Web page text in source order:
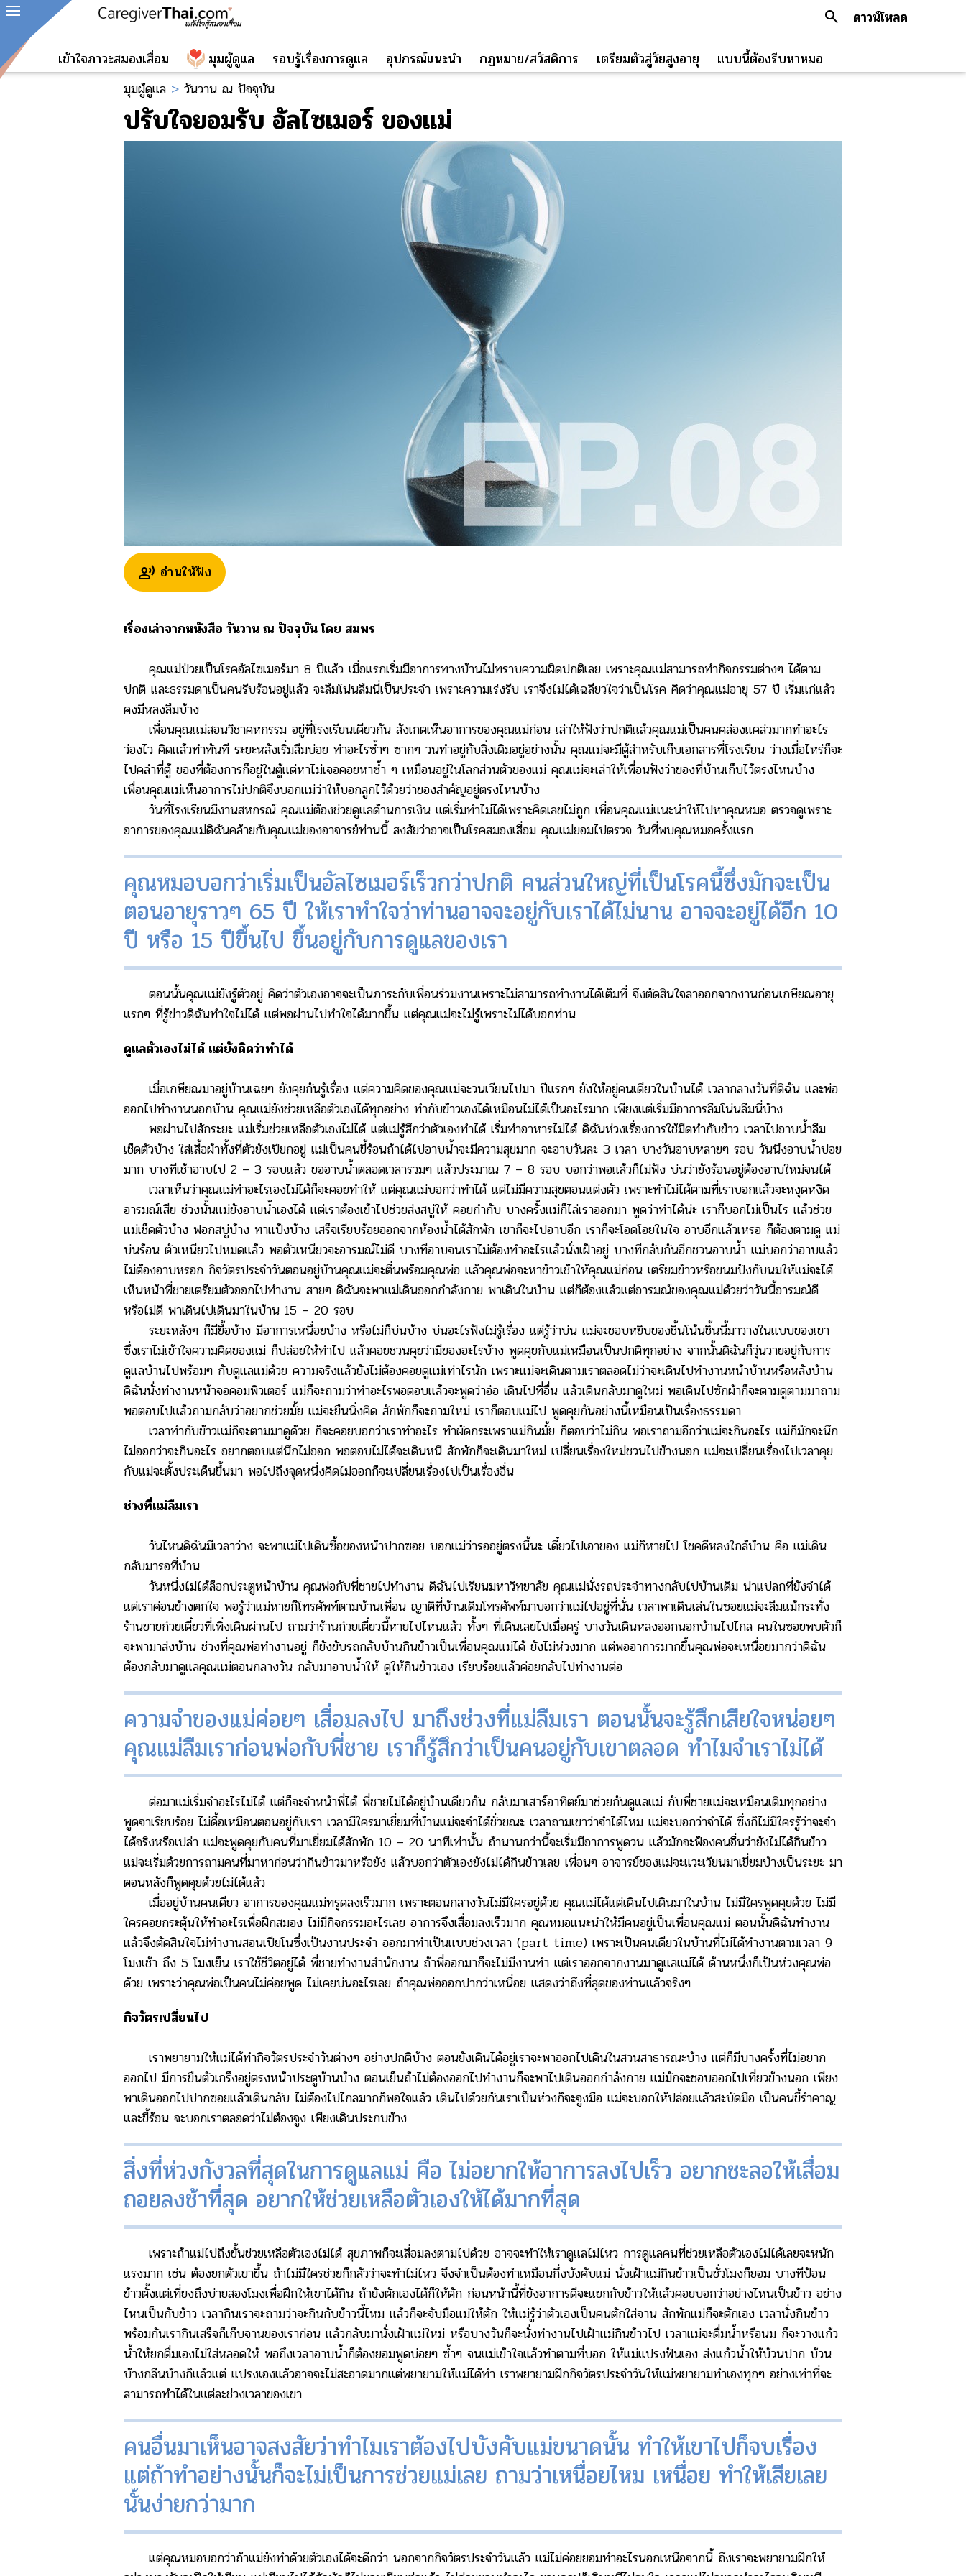
search ดาวน์โหลด
เข้าใจภาวะสมองเสื่อม มุมผู้ดูแล รอบรู้เรื่องการดูแล อุปกรณ์แนะนำ กฏหมาย/สวัสดิการ เตรียมตัวสู่วัยสูงอายุ
แบบนี้ต้องรีบหาหมอ
มุมผู้ดูแล > วันวาน ณ ปัจจุบัน
ปรับใจยอมรับ อัลไซเมอร์ ของแม่
record_voice_over อ่านให้ฟัง
เรื่องเล่าจากหนังสือ วันวาน ณ ปัจจุบัน โดย สมพร
คุณแม่ป่วยเป็นโรคอัลไซเมอร์มา 8 ปีแล้ว เมื่อแรกเริ่มมีอาการทางบ้านไม่ทราบความผิดปกติเลย เพราะคุณแม่สามารถทำกิจกรรมต่างๆ ได้ตาม
ปกติ และธรรมดาเป็นคนรีบร้อนอยู่แล้ว จะลืมโน่นลืมนี่เป็นประจำ เพราะความเร่งรีบ เราจึงไม่ได้เฉลียวใจว่าเป็นโรค คิดว่าคุณแม่อายุ 57 ปี เริ่มแก่แล้ว
คงมีหลงลืมบ้าง
เพื่อนคุณแม่สอนวิชาคหกรรม อยู่ที่โรงเรียนเดียวกัน สังเกตเห็นอาการของคุณแม่ก่อน เล่าให้ฟังว่าปกติแล้วคุณแม่เป็นคนคล่องแคล่วมากทำอะไร
ว่องไว คิดแล้วทำทันที ระยะหลังเริ่มลืมบ่อย ทำอะไรซ้ำๆ ซากๆ วนทำอยู่กับสิ่งเดิมอยู่อย่างนั้น คุณแม่จะมีตู้สำหรับเก็บเอกสารที่โรงเรียน ว่างเมื่อไหร่ก็จะ
ไปคลำที่ตู้ ของที่ต้องการก็อยู่ในตู้แต่หาไม่เจอคอยหาซ้ำ ๆ เหมือนอยู่ในโลกส่วนตัวของแม่ คุณแม่จะเล่าให้เพื่อนฟังว่าของที่บ้านเก็บไว้ตรงไหนบ้าง
เพื่อนคุณแม่เห็นอาการไม่ปกติจึงบอกแม่ว่าให้บอกลูกไว้ด้วยว่าของสำคัญอยู่ตรงไหนบ้าง
วันที่โรงเรียนมีงานสหกรณ์ คุณแม่ต้องช่วยดูแลด้านการเงิน แต่เริ่มทำไม่ได้เพราะคิดเลขไม่ถูก เพื่อนคุณแม่แนะนำให้ไปหาคุณหมอ ตรวจดูเพราะ
อาการของคุณแม่ดิฉันคล้ายกับคุณแม่ของอาจารย์ท่านนี้ สงสัยว่าอาจเป็นโรคสมองเสื่อม คุณแม่ยอมไปตรวจ วันที่พบคุณหมอครั้งแรก
คุณหมอบอกว่าเริ่มเป็นอัลไซเมอร์เร็วกว่าปกติ คนส่วนใหญ่ที่เป็นโรคนี้ซึ่งมักจะเป็น
ตอนอายุราวๆ 65 ปี ให้เราทำใจว่าท่านอาจจะอยู่กับเราได้ไม่นาน อาจจะอยู่ได้อีก 10
ปี หรือ 15 ปีขึ้นไป ขึ้นอยู่กับการดูแลของเรา
ตอนนั้นคุณแม่ยังรู้ตัวอยู่ คิดว่าตัวเองอาจจะเป็นภาระกับเพื่อนร่วมงานเพราะไม่สามารถทำงานได้เต็มที่ จึงตัดสินใจลาออกจากงานก่อนเกษียณอายุ
แรกๆ ที่รู้ข่าวดิฉันทำใจไม่ได้ แต่พอผ่านไปทำใจได้มากขึ้น แต่คุณแม่จะไม่รู้เพราะไม่ได้บอกท่าน
ดูแลตัวเองไม่ได้ แต่ยังคิดว่าทำได้
เมื่อเกษียณมาอยู่บ้านเฉยๆ ยังคุยกันรู้เรื่อง แต่ความคิดของคุณแม่จะวนเวียนไปมา ปีแรกๆ ยังให้อยู่คนเดียวในบ้านได้ เวลากลางวันที่ดิฉัน และพ่อ
ออกไปทำงานนอกบ้าน คุณแม่ยังช่วยเหลือตัวเองได้ทุกอย่าง ทำกับข้าวเองได้เหมือนไม่ได้เป็นอะไรมาก เพียงแต่เริ่มมีอาการลืมโน่นลืมนี่บ้าง
พอผ่านไปสักระยะ แม่เริ่มช่วยเหลือตัวเองไม่ได้ แต่แม่รู้สึกว่าตัวเองทำได้ เริ่มทำอาหารไม่ได้ ดิฉันห่วงเรื่องการใช้มีดทำกับข้าว เวลาไปอาบน้ำลืม
เช็ดตัวบ้าง ใส่เสื้อผ้าทั้งที่ตัวยังเปียกอยู่ แม่เป็นคนขี้ร้อนถ้าได้ไปอาบน้ำจะมีความสุขมาก จะอาบวันละ 3 เวลา บางวันอาบหลายๆ รอบ วันนึงอาบน้ำบ่อย
มาก บางทีเช้าอาบไป 2 – 3 รอบแล้ว ขออาบน้ำตลอดเวลารวมๆ แล้วประมาณ 7 – 8 รอบ บอกว่าพอแล้วก็ไม่ฟัง บ่นว่ายังร้อนอยู่ต้องอาบใหม่จนได้
เวลาเห็นว่าคุณแม่ทำอะไรเองไม่ได้ก็จะคอยทำให้ แต่คุณแม่บอกว่าทำได้ แต่ไม่มีความสุขตอนแต่งตัว เพราะทำไม่ได้ตามที่เราบอกแล้วจะหงุดหงิด
อารมณ์เสีย ช่วงนั้นแม่ยังอาบน้ำเองได้ แต่เราต้องเข้าไปช่วยส่งสบู่ให้ คอยกำกับ บางครั้งแม่ก็ไล่เราออกมา พูดว่าทำได้น่ะ เราก็บอกไม่เป็นไร แล้วช่วย
แม่เช็ดตัวบ้าง ฟอกสบู่บ้าง ทาแป้งบ้าง เสร็จเรียบร้อยออกจากห้องน้ำได้สักพัก เขาก็จะไปอาบอีก เราก็จะโอดโอยในใจ อาบอีกแล้วเหรอ ก็ต้องตามดู แม่
บ่นร้อน ตัวเหนียวไปหมดแล้ว พอตัวเหนียวจะอารมณ์ไม่ดี บางทีอาบจนเราไม่ต้องทำอะไรแล้วนั่งเฝ้าอยู่ บางทีกลับกันอีกชวนอาบน้ำ แม่บอกว่าอาบแล้ว
ไม่ต้องอาบหรอก กิจวัตรประจำวันตอนอยู่บ้านคุณแม่จะตื่นพร้อมคุณพ่อ แล้วคุณพ่อจะหาข้าวเช้าให้คุณแม่ก่อน เตรียมข้าวหรือขนมปังกับนมให้แม่จะได้
เห็นหน้าพี่ชายเตรียมตัวออกไปทำงาน สายๆ ดิฉันจะพาแม่เดินออกกำลังกาย พาเดินในบ้าน แต่ก็ต้องแล้วแต่อารมณ์ของคุณแม่ด้วยว่าวันนี้อารมณ์ดี
หรือไม่ดี พาเดินไปเดินมาในบ้าน 15 – 20 รอบ
ระยะหลังๆ ก็มียื้อบ้าง มีอาการเหนื่อยบ้าง หรือไม่ก็บ่นบ้าง บ่นอะไรฟังไม่รู้เรื่อง แต่รู้ว่าบ่น แม่จะชอบหยิบของชิ้นโน้นชิ้นนี้มาวางในแบบของเขา
ซึ่งเราไม่เข้าใจความคิดของแม่ ก็ปล่อยให้ทำไป แล้วคอยชวนคุยว่ามีของอะไรบ้าง พูดคุยกับแม่เหมือนเป็นปกติทุกอย่าง จากนั้นดิฉันก็วุ่นวายอยู่กับการ
ดูแลบ้านไปพร้อมๆ กับดูแลแม่ด้วย ความจริงแล้วยังไม่ต้องคอยดูแม่เท่าไรนัก เพราะแม่จะเดินตามเราตลอดไม่ว่าจะเดินไปทำงานหน้าบ้านหรือหลังบ้าน
ดิฉันนั่งทำงานหน้าจอคอมพิวเตอร์ แม่ก็จะถามว่าทำอะไรพอตอบแล้วจะพูดว่าอ๋อ เดินไปที่อื่น แล้วเดินกลับมาดูใหม่ พอเดินไปซักผ้าก็จะตามดูตามมาถาม
พอตอบไปแล้วถามกลับว่าอยากช่วยมั้ย แม่จะยืนนิ่งคิด สักพักก็จะถามใหม่ เราก็ตอบแม่ไป พูดคุยกันอย่างนี้เหมือนเป็นเรื่องธรรมดา
เวลาทำกับข้าวแม่ก็จะตามมาดูด้วย ก็จะคอยบอกว่าเราทำอะไร ทำผัดกระเพราแม่กินมั้ย ก็ตอบว่าไม่กิน พอเราถามอีกว่าแม่จะกินอะไร แม่ก็มักจะนึก
ไม่ออกว่าจะกินอะไร อยากตอบแต่นึกไม่ออก พอตอบไม่ได้จะเดินหนี สักพักก็จะเดินมาใหม่ เปลี่ยนเรื่องใหม่ชวนไปข้างนอก แม่จะเปลี่ยนเรื่องไปเวลาคุย
กับแม่จะตั้งประเด็นขึ้นมา พอไปถึงจุดหนึ่งคิดไม่ออกก็จะเปลี่ยนเรื่องไปเป็นเรื่องอื่น
ช่วงที่แม่ลืมเรา
วันไหนดิฉันมีเวลาว่าง จะพาแม่ไปเดินซื้อของหน้าปากซอย บอกแม่ว่ารออยู่ตรงนี้นะ เดี๋ยวไปเอาของ แม่ก็หายไป โชคดีหลงใกล้บ้าน คือ แม่เดิน
กลับมารอที่บ้าน
วันหนึ่งไม่ได้ล็อกประตูหน้าบ้าน คุณพ่อกับพี่ชายไปทำงาน ดิฉันไปเรียนมหาวิทยาลัย คุณแม่นั่งรถประจำทางกลับไปบ้านเดิม น่าแปลกที่ยังจำได้
แต่เราค่อนข้างตกใจ พอรู้ว่าแม่หายก็โทรศัพท์ตามบ้านเพื่อน ญาติที่บ้านเดิมโทรศัพท์มาบอกว่าแม่ไปอยู่ที่นั่น เวลาพาเดินเล่นในซอยแม่จะลืมแม้กระทั่ง
ร้านขายก๋วยเตี๋ยวที่เพิ่งเดินผ่านไป ถามว่าร้านก๋วยเตี๋ยวนี้หายไปไหนแล้ว ทั้งๆ ที่เดินเลยไปเมื่อครู่ บางวันเดินหลงออกนอกบ้านไปไกล คนในซอยพบตัวก็
จะพามาส่งบ้าน ช่วงที่คุณพ่อทำงานอยู่ ก็ยังขับรถกลับบ้านกินข้าวเป็นเพื่อนคุณแม่ได้ ยังไม่ห่วงมาก แต่พออาการมากขึ้นคุณพ่อจะเหนื่อยมากว่าดิฉัน
ต้องกลับมาดูแลคุณแม่ตอนกลางวัน กลับมาอาบน้ำให้ ดูให้กินข้าวเอง เรียบร้อยแล้วค่อยกลับไปทำงานต่อ
ความจำของแม่ค่อยๆ เสื่อมลงไป มาถึงช่วงที่แม่ลืมเรา ตอนนั้นจะรู้สึกเสียใจหน่อยๆ
คุณแม่ลืมเราก่อนพ่อกับพี่ชาย เราก็รู้สึกว่าเป็นคนอยู่กับเขาตลอด ทำไมจำเราไม่ได้
ต่อมาแม่เริ่มจำอะไรไม่ได้ แต่ก็จะจำหน้าพี่ได้ พี่ชายไม่ได้อยู่บ้านเดียวกัน กลับมาเสาร์อาทิตย์มาช่วยกันดูแลแม่ กับพี่ชายแม่จะเหมือนเดิมทุกอย่าง
พูดจาเรียบร้อย ไม่ดื้อเหมือนตอนอยู่กับเรา เวลามีใครมาเยี่ยมที่บ้านแม่จะจำได้ชั่วขณะ เวลาถามเขาว่าจำได้ไหม แม่จะบอกว่าจำได้ ซึ่งก็ไม่มีใครรู้ว่าจะจำ
ได้จริงหรือเปล่า แม่จะพูดคุยกับคนที่มาเยี่ยมได้สักพัก 10 – 20 นาทีเท่านั้น ถ้านานกว่านี้จะเริ่มมีอาการพูดวน แล้วมักจะฟ้องคนอื่นว่ายังไม่ได้กินข้าว
แม่จะเริ่มด้วยการถามคนที่มาหาก่อนว่ากินข้าวมาหรือยัง แล้วบอกว่าตัวเองยังไม่ได้กินข้าวเลย เพื่อนๆ อาจารย์ของแม่จะแวะเวียนมาเยี่ยมบ้างเป็นระยะ มา
ตอนหลังก็พูดคุยด้วยไม่ได้แล้ว
เมื่ออยู่บ้านคนเดียว อาการของคุณแม่ทรุดลงเร็วมาก เพราะตอนกลางวันไม่มีใครอยู่ด้วย คุณแม่ได้แต่เดินไปเดินมาในบ้าน ไม่มีใครพูดคุยด้วย ไม่มี
ใครคอยกระตุ้นให้ทำอะไรเพื่อฝึกสมอง ไม่มีกิจกรรมอะไรเลย อาการจึงเสื่อมลงเร็วมาก คุณหมอแนะนำให้มีคนอยู่เป็นเพื่อนคุณแม่ ตอนนั้นดิฉันทำงาน
แล้วจึงตัดสินใจไม่ทำงานสอนเปียโนซึ่งเป็นงานประจำ ออกมาทำเป็นแบบช่วงเวลา (part time) เพราะเป็นคนเดียวในบ้านที่ไม่ได้ทำงานตามเวลา 9
โมงเช้า ถึง 5 โมงเย็น เราใช้ชีวิตอยู่ได้ พี่ชายทำงานสำนักงาน ถ้าพี่ออกมาก็จะไม่มีงานทำ แต่เราออกจากงานมาดูแลแม่ได้ ด้านหนึ่งก็เป็นห่วงคุณพ่อ
ด้วย เพราะว่าคุณพ่อเป็นคนไม่ค่อยพูด ไม่เคยบ่นอะไรเลย ถ้าคุณพ่อออกปากว่าเหนื่อย แสดงว่าถึงที่สุดของท่านแล้วจริงๆ
กิจวัตรเปลี่ยนไป
เราพยายามให้แม่ได้ทำกิจวัตรประจำวันต่างๆ อย่างปกติบ้าง ตอนยังเดินได้อยู่เราจะพาออกไปเดินในสวนสาธารณะบ้าง แต่ก็มีบางครั้งที่ไม่อยาก
ออกไป มีการขืนตัวเกร็งอยู่ตรงหน้าประตูบ้านบ้าง ตอนเย็นถ้าไม่ต้องออกไปทำงานก็จะพาไปเดินออกกำลังกาย แม่มักจะชอบออกไปเที่ยวข้างนอก เพียง
พาเดินออกไปปากซอยแล้วเดินกลับ ไม่ต้องไปไกลมากก็พอใจแล้ว เดินไปด้วยกันเราเป็นห่วงก็จะจูงมือ แม่จะบอกให้ปล่อยแล้วสะบัดมือ เป็นคนขี้รำคาญ
และขี้ร้อน จะบอกเราตลอดว่าไม่ต้องจูง เพียงเดินประกบข้าง
สิ่งที่ห่วงกังวลที่สุดในการดูแลแม่ คือ ไม่อยากให้อาการลงไปเร็ว อยากชะลอให้เสื่อม
ถอยลงช้าที่สุด อยากให้ช่วยเหลือตัวเองให้ได้มากที่สุด
เพราะถ้าแม่ไปถึงขั้นช่วยเหลือตัวเองไม่ได้ สุขภาพก็จะเสื่อมลงตามไปด้วย อาจจะทำให้เราดูแลไม่ไหว การดูแลคนที่ช่วยเหลือตัวเองไม่ได้เลยจะหนัก
แรงมาก เช่น ต้องยกตัวเขาขึ้น ถ้าไม่มีใครช่วยก็กลัวว่าจะทำไม่ไหว จึงจำเป็นต้องทำเหมือนกึ่งบังคับแม่ นั่งเฝ้าแม่กินข้าวเป็นชั่วโมงก็ยอม บางทีป้อน
ข้าวตั้งแต่เที่ยงถึงบ่ายสองโมงเพื่อฝึกให้เขาได้กิน ถ้ายังตักเองได้ก็ให้ตัก ก่อนหน้านี้ที่ยังอาการดีจะแยกกับข้าวให้แล้วคอยบอกว่าอย่างไหนเป็นข้าว อย่าง
ไหนเป็นกับข้าว เวลากินเราจะถามว่าจะกินกับข้าวนี้ไหม แล้วก็จะจับมือแม่ให้ตัก ให้แม่รู้ว่าตัวเองเป็นคนตักใส่จาน สักพักแม่ก็จะตักเอง เวลานั่งกินข้าว
พร้อมกันเรากินเสร็จก็เก็บจานของเราก่อน แล้วกลับมานั่งเฝ้าแม่ใหม่ หรือบางวันก็จะนั่งทำงานไปเฝ้าแม่กินข้าวไป เวลาแม่จะดื่มน้ำหรือนม ก็จะวางแก้ว
น้ำให้ยกดื่มเองไม่ใส่หลอดให้ พอถึงเวลาอาบน้ำก็ต้องยอมพูดบ่อยๆ ซ้ำๆ จนแม่เข้าใจแล้วทำตามที่บอก ให้แม่แปรงฟันเอง ส่งแก้วน้ำให้บ้วนปาก บ้วน
บ้างกลืนบ้างก็แล้วแต่ แปรงเองแล้วอาจจะไม่สะอาดมากแต่พยายามให้แม่ได้ทำ เราพยายามฝึกกิจวัตรประจำวันให้แม่พยายามทำเองทุกๆ อย่างเท่าที่จะ
สามารถทำได้ในแต่ละช่วงเวลาของเขา
คนอื่นมาเห็นอาจสงสัยว่าทำไมเราต้องไปบังคับแม่ขนาดนั้น ทำให้เขาไปก็จบเรื่อง
แต่ถ้าทำอย่างนั้นก็จะไม่เป็นการช่วยแม่เลย ถามว่าเหนื่อยไหม เหนื่อย ทำให้เสียเลย
นั้นง่ายกว่ามาก
แต่คุณหมอบอกว่าถ้าแม่ยังทำด้วยตัวเองได้จะดีกว่า นอกจากกิจวัตรประจำวันแล้ว แม่ไม่ค่อยยอมทำอะไรนอกเหนือจากนี้ ถึงเราจะพยายามฝึกให้